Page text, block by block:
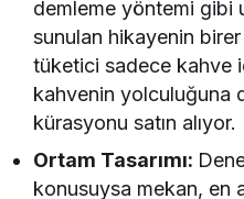
demleme yöntemi gibi
sunulan hikayenin
tüketici sadece kahve
kahvenin yolculuğuna
kürasyonu satın alıyor.
Ortam Tasarımı:
konusuysa mekan, en